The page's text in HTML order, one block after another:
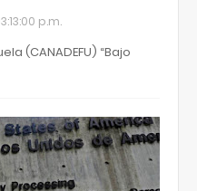
p.m.
(CANADEFU) “Bajo